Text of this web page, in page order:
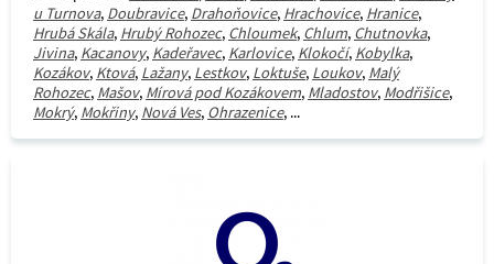
u Turnova, Doubravice, Drahoňovice, Hrachovice, Hranice,
Hrubá Skála, Hrubý Rohozec, Chloumek, Chlum, Chutnovka,
Jivina, Kacanovy, Kadeřavec, Karlovice, Klokočí, Kobylka,
Kozákov, Ktová, Lažany, Lestkov, Loktuše, Loukov, Malý
Rohozec, Mašov, Mírová pod Kozákovem, Mladostov, Modřišice,
Mokrý, Mokřiny, Nová Ves, Ohrazenice, ...